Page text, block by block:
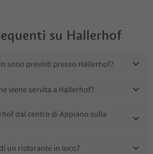
su Hallerhof
sono previsti presso Hallerhof?
viene servita a Hallerhof?
dal centro di Appiano sulla
un ristorante in loco?